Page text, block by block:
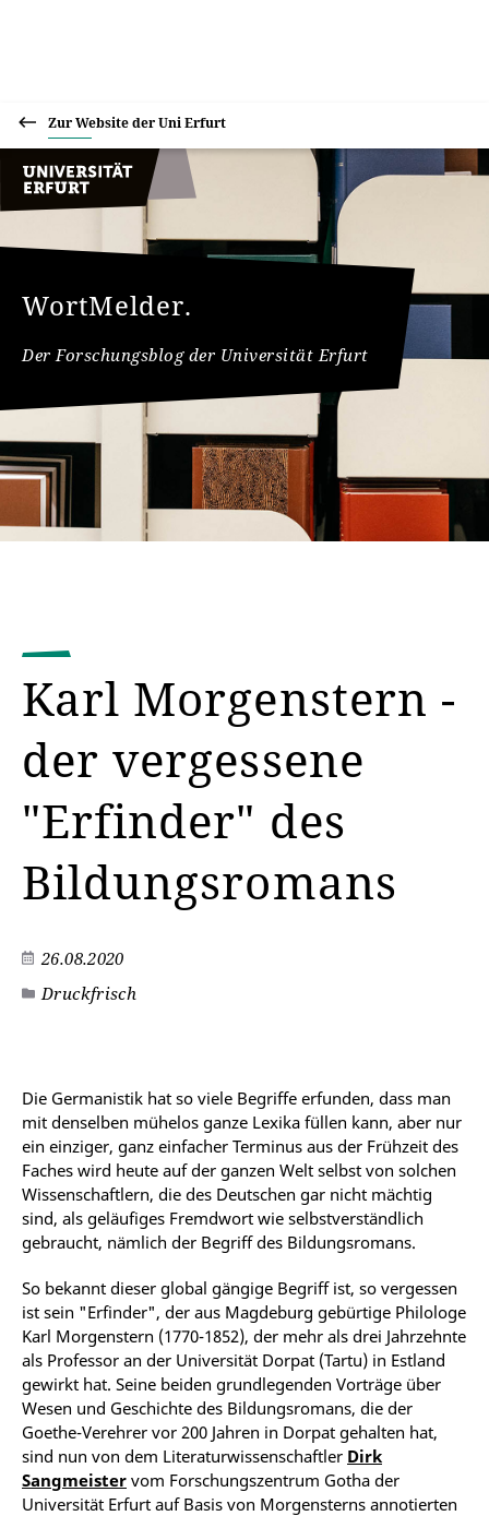
Zur Website der Uni Erfurt
WortMelder.
Der Forschungsblog der Universität Erfurt
Karl Morgenstern -
der vergessene
"Erfinder" des
Bildungsromans
26.08.2020
Druckfrisch
Die Germanistik hat so viele Begriffe erfunden, dass man
mit denselben mühelos ganze Lexika füllen kann, aber nur
ein einziger, ganz einfacher Terminus aus der Frühzeit des
Faches wird heute auf der ganzen Welt selbst von solchen
Wissenschaftlern, die des Deutschen gar nicht mächtig
sind, als geläufiges Fremdwort wie selbstverständlich
gebraucht, nämlich der Begriff des Bildungsromans.
So bekannt dieser global gängige Begriff ist, so vergessen
ist sein "Erfinder", der aus Magdeburg gebürtige Philologe
Karl Morgenstern (1770-1852), der mehr als drei Jahrzehnte
als Professor an der Universität Dorpat (Tartu) in Estland
gewirkt hat. Seine beiden grundlegenden Vorträge über
Wesen und Geschichte des Bildungsromans, die der
Goethe-Verehrer vor 200 Jahren in Dorpat gehalten hat,
sind nun von dem Literaturwissenschaftler Dirk
Sangmeister vom Forschungszentrum Gotha der
Universität Erfurt auf Basis von Morgensterns annotierten